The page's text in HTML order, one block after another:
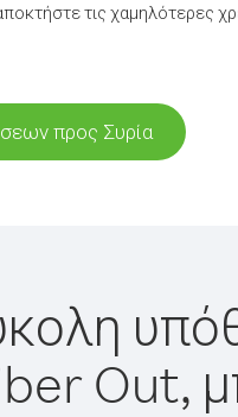
τις χαμηλότερες
προς Συρία
Out,